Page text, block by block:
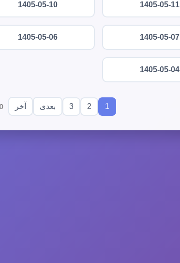
1405-05-11
1405-05-10
1405-05-07
1405-05-06
1405-05-04
1
2
3 بعدی آخر 1-